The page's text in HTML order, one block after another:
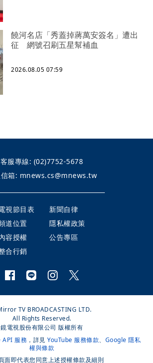
饒河名店「秀蓋掉蔣萬安簽名」遭出
征 網號召刷五星幫補血
2026.08.05 07:59
客服專線: (02)7752-5678
箱: mnews.cs@mnews.tw
視節目表
新聞自律
道位置
隱私權政策
容授權
公告專區
合行銷
TV BROADCASTING LTD.
All Rights Reserved.
鏡電視股份有限公司 版權所有
API 服務 ，詳見 YouTube 服務條款、 Google 隱私
權與條款
面即代表您同意上述授權條款及細則